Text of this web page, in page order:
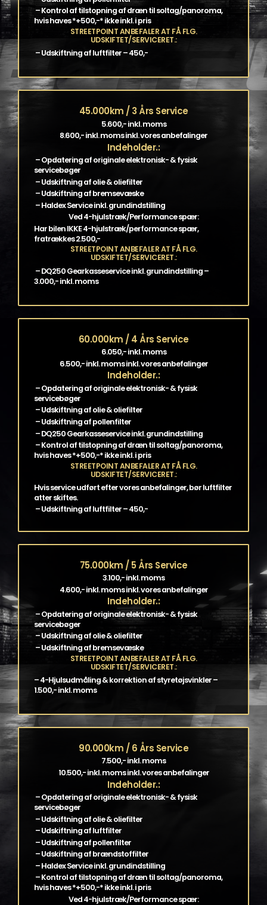
– Kontrol af tilstopning af dræn til soltag/panoroma,
hvis haves *+500,-* ikke inkl. i pris
STREETPOINT ANBEFALER AT FÅ FLG.
UDSKIFTET/SERVICERET.:
– Udskiftning af luftfilter – 450,-
45.000km / 3 Års Service
5.600,- inkl. moms
8.600,- inkl. moms inkl. vores anbefalinger
Indeholder.:
– Opdatering af originale elektronisk- & fysisk
servicebøger
– Udskiftning af olie & oliefilter
– Udskiftning af bremsevæske
– Haldex Service inkl. grundindstilling
Ved 4-hjulstræk/Performance spær:
Har bilen IKKE 4-hjulstræk/performance spær,
fratrækkes 2.500,-
STREETPOINT ANBEFALER AT FÅ FLG.
UDSKIFTET/SERVICERET.:
– DQ250 Gearkasseservice inkl. grundindstilling –
3.000,- inkl. moms
60.000km / 4 Års Service
6.050,- inkl. moms
6.500,- inkl. moms inkl. vores anbefalinger
Indeholder.:
– Opdatering af originale elektronisk- & fysisk
servicebøger
– Udskiftning af olie & oliefilter
– Udskiftning af pollenfilter
– DQ250 Gearkasseservice inkl. grundindstilling
– Kontrol af tilstopning af dræn til soltag/panoroma,
hvis haves *+500,-* ikke inkl. i pris
STREETPOINT ANBEFALER AT FÅ FLG.
UDSKIFTET/SERVICERET.:
Hvis service udført efter vores anbefalinger, bør luftfilter
atter skiftes.
– Udskiftning af luftfilter – 450,-
75.000km / 5 Års Service
3.100,- inkl. moms
4.600,- inkl. moms inkl. vores anbefalinger
Indeholder.:
– Opdatering af originale elektronisk- & fysisk
servicebøger
– Udskiftning af olie & oliefilter
– Udskiftning af bremsevæske
STREETPOINT ANBEFALER AT FÅ FLG.
UDSKIFTET/SERVICERET.:
– 4-Hjulsudmåling & korrektion af styretøjsvinkler –
1.500,- inkl. moms
90.000km / 6 Års Service
7.500,- inkl. moms
10.500,- inkl. moms inkl. vores anbefalinger
Indeholder.:
– Opdatering af originale elektronisk- & fysisk
servicebøger
– Udskiftning af olie & oliefilter
– Udskiftning af luftfilter
– Udskiftning af pollenfilter
– Udskiftning af brændstoffilter
– Haldex Service inkl. grundindstilling
– Kontrol af tilstopning af dræn til soltag/panoroma,
hvis haves *+500,-* ikke inkl. i pris
Ved 4-hjulstræk/Performance spær: